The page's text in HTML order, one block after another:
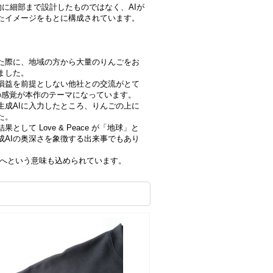
細部まで設計したものではなく、AIが
メージをもとに構成されています。
に、地域の方から大量のりんごをお
た。
を前提としない他社との交流がとて
覚が本作のテーマになっています。
成AIに入力したところ、りんごの上に
として Love & Peace が「地球」と
の奥深さを象徴する出来事でもあり
という意味も込められています。